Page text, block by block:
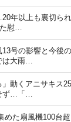
年以上も裏切ら
た慰…
13号の影響と今後
は大雨…
」動くアニサキス
ず…「…
めた扇風機100台